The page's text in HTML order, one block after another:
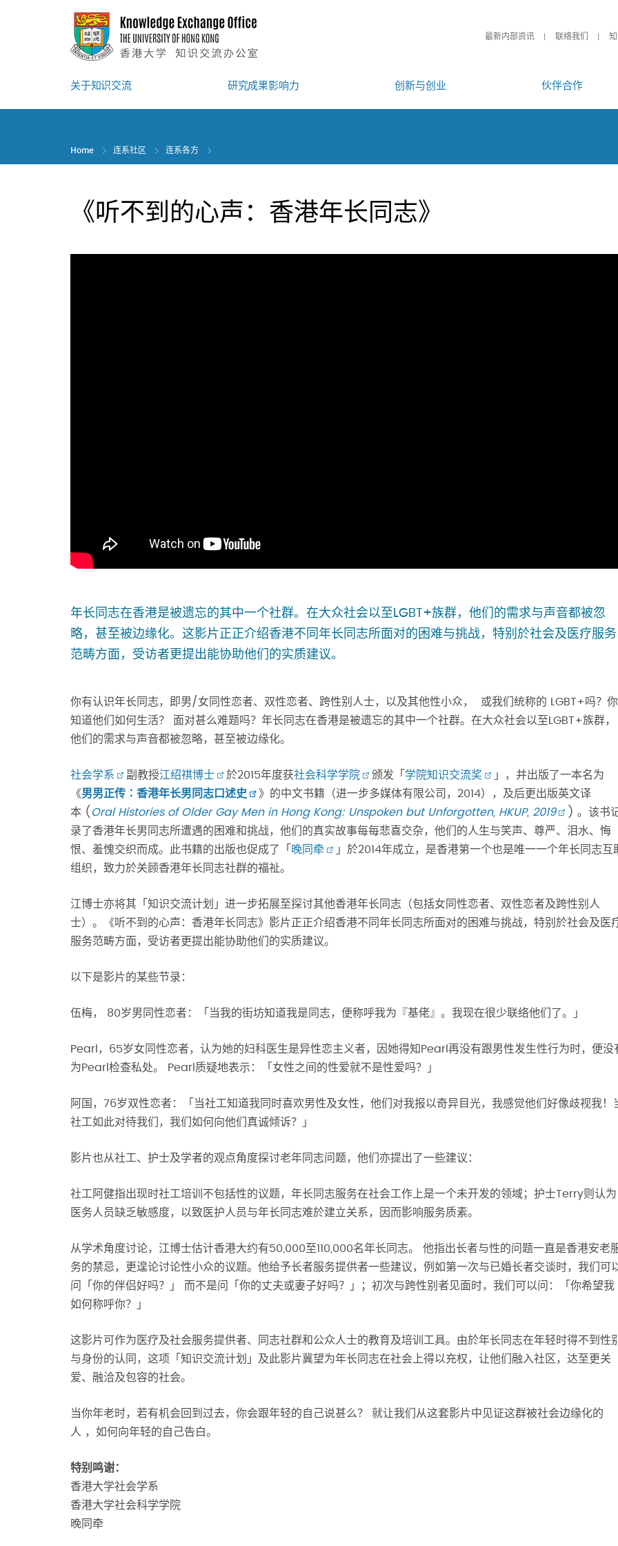
最新内部资讯 联络我们
关于知识交流 研究成果影响力 创新与创业 伙伴合作
Home 连系社区 连系各方
《听不到的心声：香港年长同志》
年长同志在香港是被遗忘的其中一个社群。在大众社会以至LGBT+族群，他们的需求与声音都被忽
略，甚至被边缘化。这影片正正介绍香港不同年长同志所面对的困难与挑战，特别於社会及医疗服务
范畴方面，受访者更提出能协助他们的实质建议。
你有认识年长同志，即男/女同性恋者、双性恋者、跨性别人士，以及其他性小众， 或我们统称的 LGBT+吗？你
知道他们如何生活？ 面对甚么难题吗？年长同志在香港是被遗忘的其中一个社群。在大众社会以至LGBT+族群，
他们的需求与声音都被忽略，甚至被边缘化。
社会学系 副教授江绍祺博士 於2015年度获社会科学学院 颁发「 学院知识交流奖
」，并出版了一本名为
《男男正传∶香港年长男同志口述史
》的中文书籍（进一步多媒体有限公司，2014），及后更出版英文译
本 ( Oral Histories of Older Gay Men in Hong Kong: Unspoken but Unforgotten, HKUP, 2019
) 。该书
录了香港年长男同志所遭遇的困难和挑战，他们的真实故事每每悲喜交杂，他们的人生与笑声、尊严、泪水、悔
恨、羞愧交织而成。此书籍的出版也促成了「 晚同牵
」於2014年成立，是香港第一个也是唯一一个年长同志互
组织，致力於关顾香港年长同志社群的福祉。
江博士亦将其「知识交流计划」进一步拓展至探讨其他香港年长同志（包括女同性恋者、双性恋者及跨性别人
士）。《听不到的心声：香港年长同志》影片正正介绍香港不同年长同志所面对的困难与挑战，特别於社会及医
服务范畴方面，受访者更提出能协助他们的实质建议。
以下是影片的某些节录：
伍梅， 80岁男同性恋者：「当我的街坊知道我是同志，便称呼我为『基佬』。我现在很少联络他们了。」
Pearl，65岁女同性恋者，认为她的妇科医生是异性恋主义者，因她得知Pearl再没有跟男性发生性行为时，便没
为Pearl检查私处。 Pearl质疑地表示：「女性之间的性爱就不是性爱吗？」
阿国，76岁双性恋者：「当社工知道我同时喜欢男性及女性，他们对我报以奇异目光，我感觉他们好像歧视我！
社工如此对待我们，我们如何向他们真诚倾诉？」
影片也从社工、护士及学者的观点角度探讨老年同志问题，他们亦提出了一些建议：
社工阿健指出现时社工培训不包括性的议题，年长同志服务在社会工作上是一个未开发的领域；护士Terry则认为
医务人员缺乏敏感度，以致医护人员与年长同志难於建立关系，因而影响服务质素。
从学术角度讨论，江博士估计香港大约有50,000至110,000名年长同志。 他指出长者与性的问题一直是香港安老
务的禁忌，更遑论讨论性小众的议题。他给予长者服务提供者一些建议，例如第一次与已婚长者交谈时，我们可
问「你的伴侣好吗？」 而不是问「你的丈夫或妻子好吗？」；初次与跨性别者见面时，我们可以问：「你希望我
如何称呼你？」
这影片可作为医疗及社会服务提供者、同志社群和公众人士的教育及培训工具。由於年长同志在年轻时得不到性
与身份的认同，这项「知识交流计划」及此影片冀望为年长同志在社会上得以充权，让他们融入社区，达至更关
爱、融洽及包容的社会。
当你年老时，若有机会回到过去，你会跟年轻的自己说甚么？ 就让我们从这套影片中见证这群被社会边缘化的
人 ，如何向年轻的自己告白。
特别鸣谢：
香港大学社会学系
香港大学社会科学学院
晚同牵